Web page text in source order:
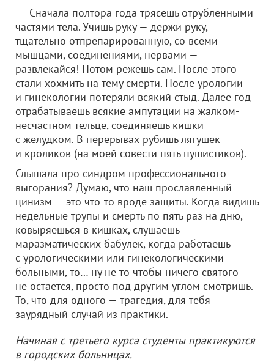
— Сначала полтора года трясешь отрубленными
частями тела. Учишь руку — держи руку,
тщательно отпрепарированную, со всеми
мышцами, соединениями, нервами —
развлекайся! Потом режешь сам. После этого
стали хохмить на тему смерти. После урологии
и гинекологии потеряли всякий стыд. Далее год
отрабатываешь всякие ампутации на жалком-
несчастном тельце, соединяешь кишки
с желудком. В перерывах рубишь лягушек
и кроликов (на моей совести пять пушистиков).
Слышала про синдром профессионального
выгорания? Думаю, что наш прославленный
цинизм — это что-то вроде защиты. Когда видишь
недельные трупы и смерть по пять раз на дню,
ковыряешься в кишках, слушаешь
маразматических бабулек, когда работаешь
с урологическими или гинекологическими
больными, то… ну не то чтобы ничего святого
не остается, просто под другим углом смотришь.
То, что для одного — трагедия, для тебя
заурядный случай из практики.
Начиная с третьего курса студенты практикуются
в городских больницах.